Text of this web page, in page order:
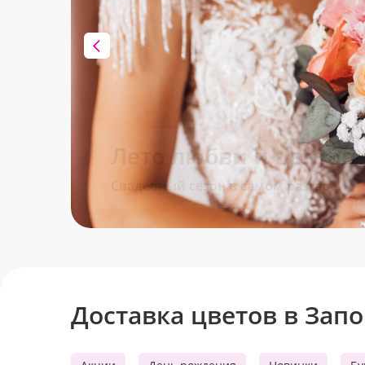
Лето любви и цветов
Свадебный сезон в самом разгаре!
Доставка цветов в